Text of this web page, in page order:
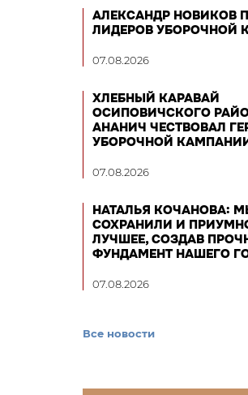
АЛЕКСАНДР НОВИКОВ
ЛИДЕРОВ УБОРОЧНОЙ
07.08.2026
ХЛЕБНЫЙ КАРАВАЙ
ОСИПОВИЧСКОГО
АНАНИЧ ЧЕСТВОВАЛ
УБОРОЧНОЙ
07.08.2026
НАТАЛЬЯ КОЧАНОВА:
СОХРАНИЛИ И
ЛУЧШЕЕ, СОЗДАВ
ФУНДАМЕНТ НАШЕГО
07.08.2026
Все новости